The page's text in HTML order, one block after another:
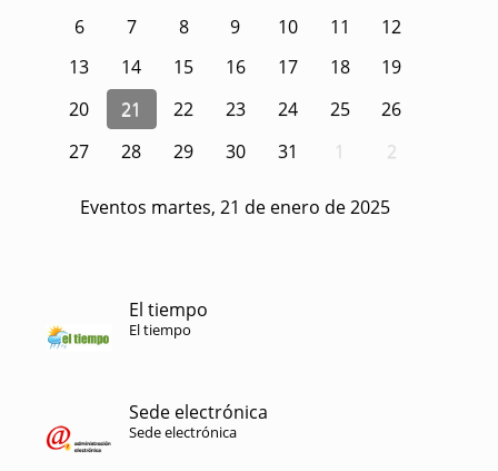
6
7 8 9 10 11
12
13
14 15 16 17 18
19
20
21 22 23 24 25
26
27
28 29 30 31 1 2
Eventos martes, 21 de enero de 2025
El tiempo
El tiempo
Sede electrónica
Sede electrónica